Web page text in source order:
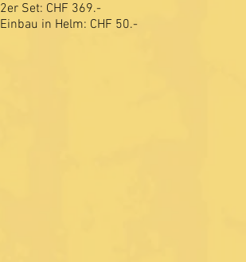
2er Set: CHF 369.-
Einbau in Helm: CHF 50.-